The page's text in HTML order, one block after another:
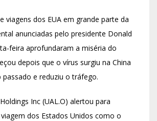
viagens dos EUA em grande parte da
anunciadas pelo presidente Donald
feira aprofundaram a miséria do
depois que o vírus surgiu na China
e reduziu o tráfego.
Inc (UAL.O) alertou para
dos Estados Unidos como o